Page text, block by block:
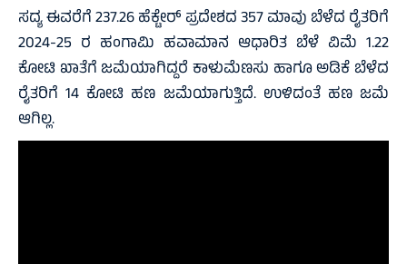
ಸದ್ಯ ಈವರೆಗೆ 237.26 ಹೆಕ್ಟೇರ್ ಪ್ರದೇಶದ 357 ಮಾವು ಬೆಳೆದ ರೈತರಿಗೆ
2024-25 ರ ಹಂಗಾಮಿ ಹವಾಮಾನ ಆಧಾರಿತ ಬೆಳೆ ವಿಮೆ 1.22
ಕೋಟಿ ಖಾತೆಗೆ ಜಮೆಯಾಗಿದ್ದರೆ ಕಾಳುಮೆಣಸು ಹಾಗೂ ಅಡಿಕೆ ಬೆಳೆದ
ರೈತರಿಗೆ 14 ಕೋಟಿ ಹಣ ಜಮೆಯಾಗುತ್ತಿದೆ. ಉಳಿದಂತೆ ಹಣ ಜಮೆ
ಆಗಿಲ್ಲ.